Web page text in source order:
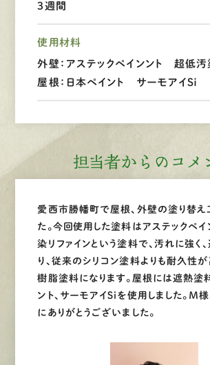
3週間
使用材料
外壁：アステックペインント 超低汚
屋根：日本ペイント サーモアイＳｉ
担当者からのコメ
愛西市勝幡町で屋根、外壁の塗り替え
た。今回使用した塗料はアステックペ
染リファインという塗料で、汚れに強く
り、従来のシリコン塗料よりも耐久性
樹脂塗料になります。屋根には遮熱塗
ント、サーモアイＳｉを使用しました。Ｍ
にありがとうございました。